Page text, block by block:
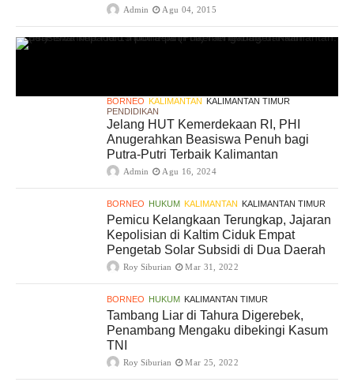
Admin Agu 04, 2015
BORNEO KALIMANTAN KALIMANTAN TIMUR
PENDIDIKAN
Jelang HUT Kemerdekaan RI, PHI
Anugerahkan Beasiswa Penuh bagi
Putra-Putri Terbaik Kalimantan
Admin Agu 16, 2024
BORNEO HUKUM KALIMANTAN KALIMANTAN TIMUR
Pemicu Kelangkaan Terungkap, Jajaran
Kepolisian di Kaltim Ciduk Empat
Pengetab Solar Subsidi di Dua Daerah
Roy Siburian Mar 31, 2022
BORNEO HUKUM KALIMANTAN TIMUR
Tambang Liar di Tahura Digerebek,
Penambang Mengaku dibekingi Kasum
TNI
Roy Siburian Mar 25, 2022